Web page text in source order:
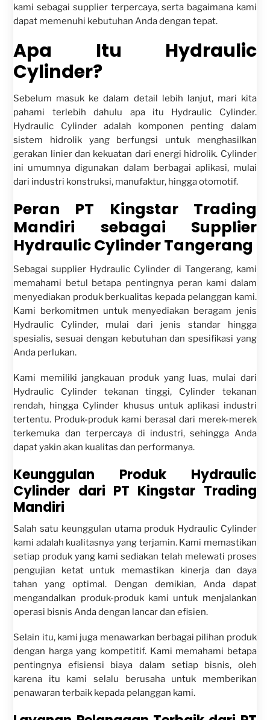
kami sebagai supplier terpercaya, serta bagaimana kami
dapat memenuhi kebutuhan Anda dengan tepat.
Apa Itu Hydraulic
Cylinder?
Sebelum masuk ke dalam detail lebih lanjut, mari kita
pahami terlebih dahulu apa itu Hydraulic Cylinder.
Hydraulic Cylinder adalah komponen penting dalam
sistem hidrolik yang berfungsi untuk menghasilkan
gerakan linier dan kekuatan dari energi hidrolik. Cylinder
ini umumnya digunakan dalam berbagai aplikasi, mulai
dari industri konstruksi, manufaktur, hingga otomotif.
Peran PT Kingstar Trading
Mandiri sebagai Supplier
Hydraulic Cylinder Tangerang
Sebagai supplier Hydraulic Cylinder di Tangerang, kami
memahami betul betapa pentingnya peran kami dalam
menyediakan produk berkualitas kepada pelanggan kami.
Kami berkomitmen untuk menyediakan beragam jenis
Hydraulic Cylinder, mulai dari jenis standar hingga
spesialis, sesuai dengan kebutuhan dan spesifikasi yang
Anda perlukan.
Kami memiliki jangkauan produk yang luas, mulai dari
Hydraulic Cylinder tekanan tinggi, Cylinder tekanan
rendah, hingga Cylinder khusus untuk aplikasi industri
tertentu. Produk-produk kami berasal dari merek-merek
terkemuka dan terpercaya di industri, sehingga Anda
dapat yakin akan kualitas dan performanya.
Keunggulan Produk Hydraulic
Cylinder dari PT Kingstar Trading
Mandiri
Salah satu keunggulan utama produk Hydraulic Cylinder
kami adalah kualitasnya yang terjamin. Kami memastikan
setiap produk yang kami sediakan telah melewati proses
pengujian ketat untuk memastikan kinerja dan daya
tahan yang optimal. Dengan demikian, Anda dapat
mengandalkan produk-produk kami untuk menjalankan
operasi bisnis Anda dengan lancar dan efisien.
Selain itu, kami juga menawarkan berbagai pilihan produk
dengan harga yang kompetitif. Kami memahami betapa
pentingnya efisiensi biaya dalam setiap bisnis, oleh
karena itu kami selalu berusaha untuk memberikan
penawaran terbaik kepada pelanggan kami.